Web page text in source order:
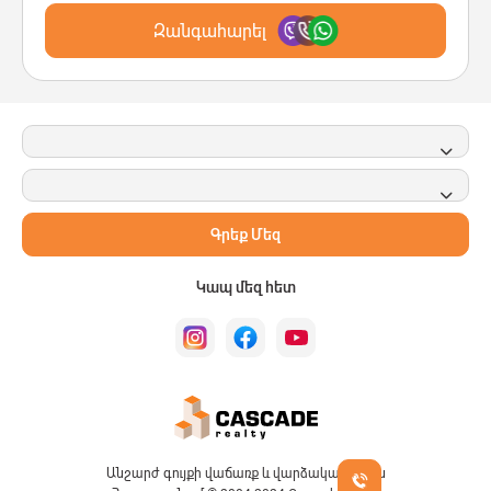
Զանգահարել
Գրեք Մեզ
Կապ մեզ հետ
Անշարժ գույքի վաճառք և վարձակալություն